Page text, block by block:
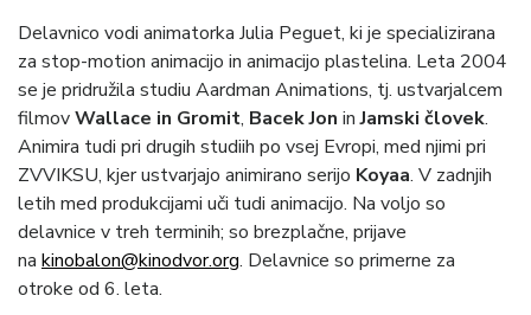
Delavnico vodi animatorka Julia Peguet, ki je specializirana
za stop-motion animacijo in animacijo plastelina. Leta 2004
se je pridružila studiu Aardman Animations, tj. ustvarjalcem
filmovWallace in Gromit, Bacek Jon inJamski človek.
Animira tudi pri drugih studiih po vsej Evropi, med njimi pri
ZVVIKSU, kjer ustvarjajo animirano serijo Koyaa. V zadnjih
letih med produkcijami uči tudi animacijo. Na voljo so
delavnice v treh terminih; so brezplačne, prijave
na kinobalon@kinodvor.org. Delavnice so primerne za
otroke od 6. leta.